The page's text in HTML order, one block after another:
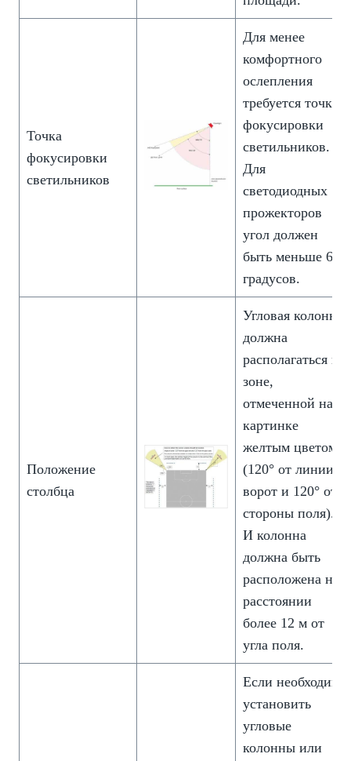
Точка
фокусировки
светильников
Для менее
комфортного
ослепления
требуется точка
фокусировки
светильников.
Для
светодиодных
прожекторов
угол должен
быть меньше 60
градусов.
Положение
столбца
Угловая колонна
должна
располагаться в
зоне,
отмеченной на
картинке
желтым цветом
(120° от линии
ворот и 120° от
стороны поля).
И колонна
должна быть
расположена на
расстоянии
более 12 м от
угла поля.
Если необходимо
установить
угловые
колонны или